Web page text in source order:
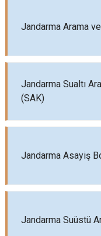
Jandarma Arama
Jandarma Sualtı
(SAK)
Jandarma Asayiş
Jandarma Suüstü